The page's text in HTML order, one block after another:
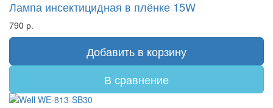
Лампа инсектицидная в плёнке 15W
790 р.
Добавить в корзину
В сравнение